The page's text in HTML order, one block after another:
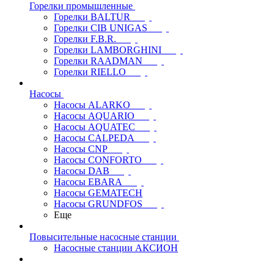
Горелки промышленные
Горелки BALTUR
Горелки CIB UNIGAS
Горелки F.B.R.
Горелки LAMBORGHINI
Горелки RAADMAN
Горелки RIELLO
Насосы
Насосы ALARKO
Насосы AQUARIO
Насосы AQUATEC
Насосы CALPEDA
Насосы CNP
Насосы CONFORTO
Насосы DAB
Насосы EBARA
Насосы GEMATECH
Насосы GRUNDFOS
Еще
Повысительные насосные станции
Насосные станции АКСИОН